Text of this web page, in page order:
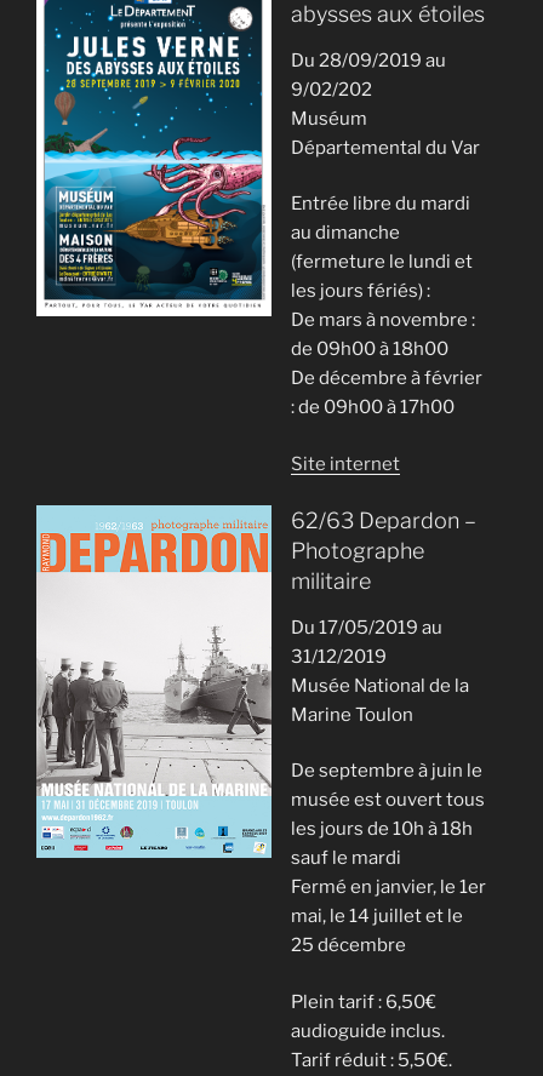
abysses aux étoiles
Du 28/09/2019 au
9/02/202
Muséum
Départemental du Var
Entrée libre du mardi
au dimanche
(fermeture le lundi et
les jours fériés) :
De mars à novembre :
de 09h00 à 18h00
De décembre à février
: de 09h00 à 17h00
Site internet
62/63 Depardon –
Photographe
militaire
Du 17/05/2019 au
31/12/2019
Musée National de la
Marine Toulon
De septembre à juin le
musée est ouvert tous
les jours de 10h à 18h
sauf le mardi
Fermé en janvier, le 1er
mai, le 14 juillet et le
25 décembre
Plein tarif : 6,50€
audioguide inclus.
Tarif réduit : 5,50€.